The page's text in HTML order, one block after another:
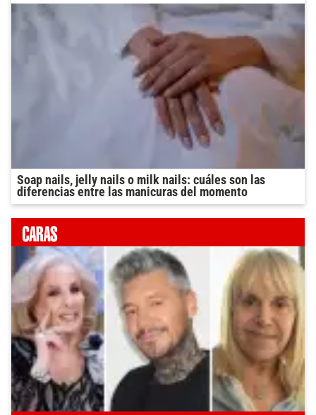
Soap nails, jelly nails o milk nails: cuáles son las
diferencias entre las manicuras del momento